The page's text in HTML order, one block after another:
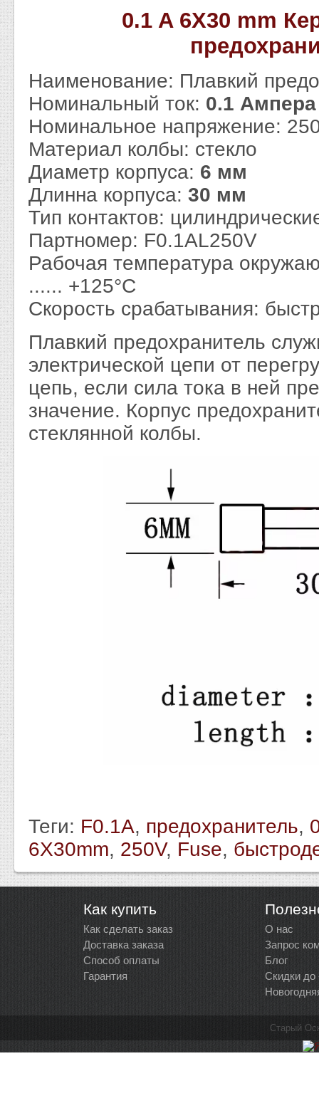
0.1 A 6X30 mm
Наименование: Плавкий
Номинальный ток: 0.1
Номинальное напряжение:
Материал колбы: стекло
Диаметр корпуса: 6 мм
Длинна корпуса: 30 мм
Тип контактов:
Партномер: F0.1AL250V
Рабочая температура
...... +125°C
Скорость срабатывания:
Плавкий предохранитель
электрической цепи от
цепь, если сила тока в ней
значение. Корпус
стеклянной колбы.
Теги: F0.1A, предохранитель,
6X30mm, 250V, Fuse,
Как купить
Как сделать заказ
Доставка заказа
Способ оплаты
Гарантия
О нас
Запрос
Блог
Скидки до
Старый